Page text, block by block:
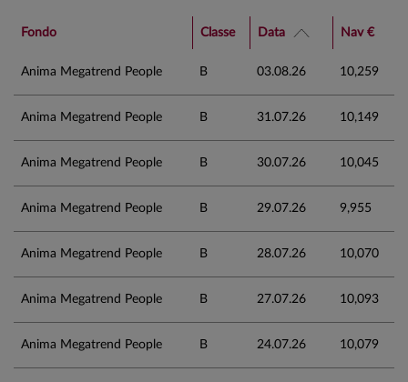
Fondo Classe Data Nav €
Anima Megatrend People B 03.08.26 10,259
Anima Megatrend People B 31.07.26 10,149
Anima Megatrend People B 30.07.26 10,045
Anima Megatrend People B 29.07.26 9,955
Anima Megatrend People B 28.07.26 10,070
Anima Megatrend People B 27.07.26 10,093
Anima Megatrend People B 24.07.26 10,079